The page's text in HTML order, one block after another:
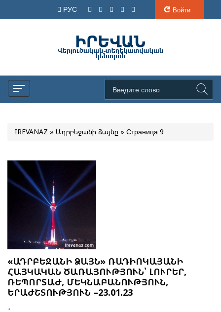
РУС Войти
IREVANAZ » Ադրբեջանի ձայնը » Страница 9
«ԱԴՐԲԵՋԱՆԻ ՁԱՅՆ» ՌԱԴԻՈԿԱՅԱՆԻ
ՀԱՅԿԱԿԱՆ ԾԱՌԱՅՈՒԹՅՈՒՆ՝ ԼՈՒՐԵՐ,
ՌԵՊՈՐՏԱԺ, ՄԵԿՆԱԲԱՆՈՒԹՅՈՒՆ,
ԵՐԱԺՇՏՈՒԹՅՈՒՆ –23.01.23
..